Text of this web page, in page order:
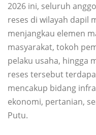
2026 ini, seluruh
reses di wilayah dapil
menjangkau elemen
masyarakat, tokoh
pelaku usaha, hingga
reses tersebut
mencakup bidang
ekonomi, pertanian,
Putu.